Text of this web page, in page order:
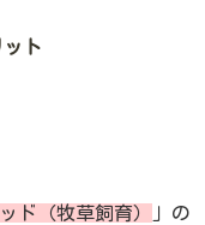
ト
ド（牧草飼育）
」の